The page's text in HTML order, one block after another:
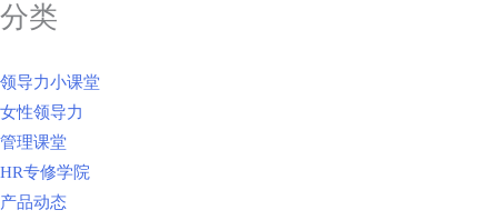
分类
领导力小课堂
女性领导力
管理课堂
HR专修学院
产品动态